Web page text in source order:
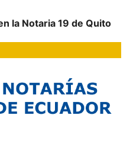
la Notaria 19 de Quito